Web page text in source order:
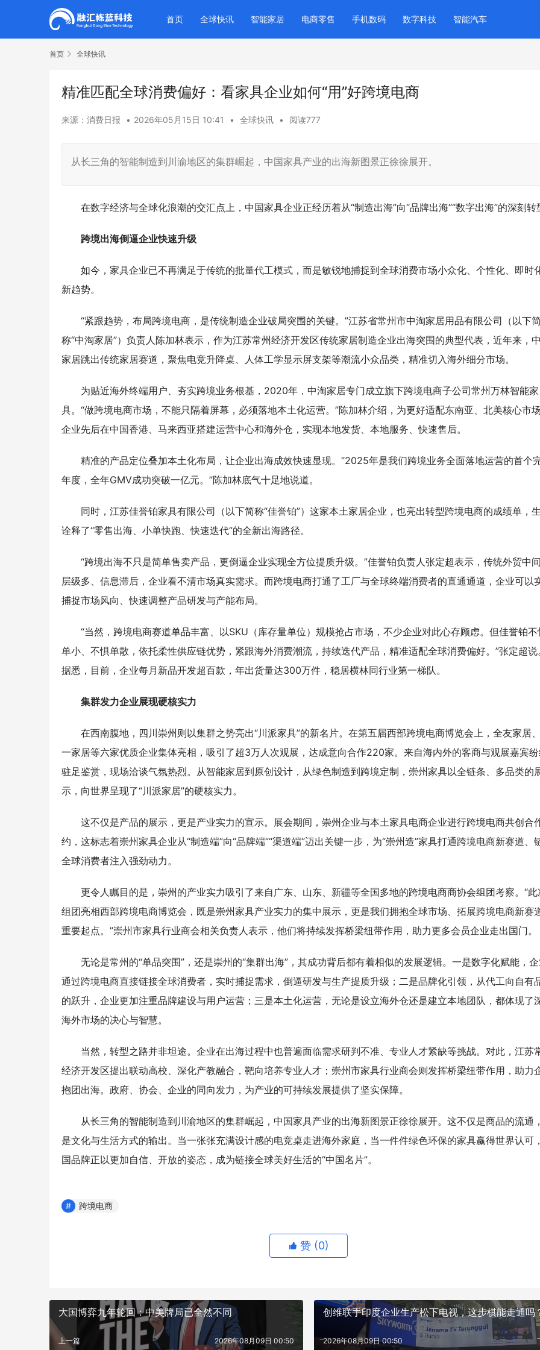
首页 全球快讯 智能家居 电商零售 手机数码 数字科技 智能汽车
首页 全球快讯
精准匹配全球消费偏好：看家具企业如何“用”好跨境电商
来源：消费日报 • 2026年05月15日 10:41 • 全球快讯 • 阅读777
从长三角的智能制造到川渝地区的集群崛起，中国家具产业的出海新图景正徐徐展开。
在数字经济与全球化浪潮的交汇点上，中国家具企业正经历着从“制造出海”向“品牌出海”“数字出海”的深刻转
跨境出海倒逼企业快速升级
如今，家具企业已不再满足于传统的批量代工模式，而是敏锐地捕捉到全球消费市场小众化、个性化、即时
新趋势。
“紧跟趋势，布局跨境电商，是传统制造企业破局突围的关键。”江苏省常州市中淘家居用品有限公司（以下
称“中淘家居”）负责人陈加林表示，作为江苏常州经济开发区传统家居制造企业出海突围的典型代表，近年来，
家居跳出传统家居赛道，聚焦电竞升降桌、人体工学显示屏支架等潮流小众品类，精准切入海外细分市场。
为贴近海外终端用户、夯实跨境业务根基，2020年，中淘家居专门成立旗下跨境电商子公司常州万林智能家
具。“做跨境电商市场，不能只隔着屏幕，必须落地本土化运营。”陈加林介绍，为更好适配东南亚、北美核心市场
企业先后在中国香港、马来西亚搭建运营中心和海外仓，实现本地发货、本地服务、快速售后。
精准的产品定位叠加本土化布局，让企业出海成效快速显现。“2025年是我们跨境业务全面落地运营的首个
年度，全年GMV成功突破一亿元。”陈加林底气十足地说道。
同时，江苏佳誉铂家具有限公司（以下简称“佳誉铂”）这家本土家居企业，也亮出转型跨境电商的成绩单，
诠释了“零售出海、小单快跑、快速迭代”的全新出海路径。
“跨境出海不只是简单售卖产品，更倒逼企业实现全方位提质升级。”佳誉铂负责人张定超表示，传统外贸中
层级多、信息滞后，企业看不清市场真实需求。而跨境电商打通了工厂与全球终端消费者的直通通道，企业可以
捕捉市场风向、快速调整产品研发与产能布局。
“当然，跨境电商赛道单品丰富、以SKU（库存量单位）规模抢占市场，不少企业对此心存顾虑。但佳誉铂不
单小、不惧单散，依托柔性供应链优势，紧跟海外消费潮流，持续迭代产品，精准适配全球消费偏好。”张定超说
据悉，目前，企业每月新品开发超百款，年出货量达300万件，稳居横林同行业第一梯队。
集群发力企业展现硬核实力
在西南腹地，四川崇州则以集群之势亮出“川派家具”的新名片。在第五届西部跨境电商博览会上，全友家居
一家居等六家优质企业集体亮相，吸引了超3万人次观展，达成意向合作220家。来自海内外的客商与观展嘉宾
驻足鉴赏，现场洽谈气氛热烈。从智能家居到原创设计，从绿色制造到跨境定制，崇州家具以全链条、多品类的
示，向世界呈现了“川派家居”的硬核实力。
这不仅是产品的展示，更是产业实力的宣示。展会期间，崇州企业与本土家具电商企业进行跨境电商共创合
约，这标志着崇州家具企业从“制造端”向“品牌端”“渠道端”迈出关键一步，为“崇州造”家具打通跨境电商新赛道、
全球消费者注入强劲动力。
更令人瞩目的是，崇州的产业实力吸引了来自广东、山东、新疆等全国多地的跨境电商商协会组团考察。“此
组团亮相西部跨境电商博览会，既是崇州家具产业实力的集中展示，更是我们拥抱全球市场、拓展跨境电商新赛
重要起点。”崇州市家具行业商会相关负责人表示，他们将持续发挥桥梁纽带作用，助力更多会员企业走出国门。
无论是常州的“单品突围”，还是崇州的“集群出海”，其成功背后都有着相似的发展逻辑。一是数字化赋能，
通过跨境电商直接链接全球消费者，实时捕捉需求，倒逼研发与生产提质升级；二是品牌化引领，从代工向自有
的跃升，企业更加注重品牌建设与用户运营；三是本土化运营，无论是设立海外仓还是建立本地团队，都体现了
海外市场的决心与智慧。
当然，转型之路并非坦途。企业在出海过程中也普遍面临需求研判不准、专业人才紧缺等挑战。对此，江苏
经济开发区提出联动高校、深化产教融合，靶向培养专业人才；崇州市家具行业商会则发挥桥梁纽带作用，助力
抱团出海。政府、协会、企业的同向发力，为产业的可持续发展提供了坚实保障。
从长三角的智能制造到川渝地区的集群崛起，中国家具产业的出海新图景正徐徐展开。这不仅是商品的流通
是文化与生活方式的输出。当一张张充满设计感的电竞桌走进海外家庭，当一件件绿色环保的家具赢得世界认可
国品牌正以更加自信、开放的姿态，成为链接全球美好生活的“中国名片”。
跨境电商
赞 (0)
大国博弈九年轮回：中美牌局已全然不同
上一篇 2026年08月09日 00:50
创维联手印度企业生产松下电视，这步棋能走通吗
2026年08月09日 00:50